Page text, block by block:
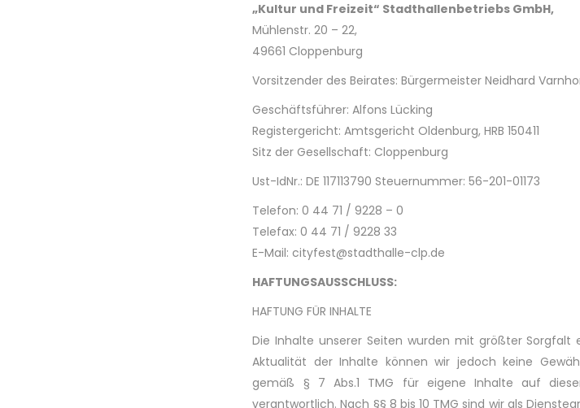
„Kultur und Freizeit“ Stadthallenbetriebs GmbH,
Mühlenstr. 20 – 22,
49661 Cloppenburg
Vorsitzender des Beirates: Bürgermeister Neidhard
Geschäftsführer: Alfons Lücking
Registergericht: Amtsgericht Oldenburg, HRB 150411
Sitz der Gesellschaft: Cloppenburg
Ust-IdNr.: DE 117113790 Steuernummer: 56-201-01173
Telefon: 0 44 71 / 9228 – 0
Telefax: 0 44 71 / 9228 33
E-Mail: cityfest@stadthalle-clp.de
HAFTUNGSAUSSCHLUSS:
HAFTUNG FÜR INHALTE
Die Inhalte unserer Seiten wurden mit größter Sorgfalt
Aktualität der Inhalte können wir jedoch keine
gemäß § 7 Abs.1 TMG für eigene Inhalte auf
verantwortlich. Nach §§ 8 bis 10 TMG sind wir als